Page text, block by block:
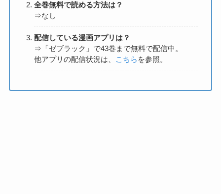
全巻無料で読める方法は？
⇒なし
配信している漫画アプリは？
⇒「ゼブラック」で43巻まで無料で配信中。
他アプリの配信状況は、
こちら を参照。